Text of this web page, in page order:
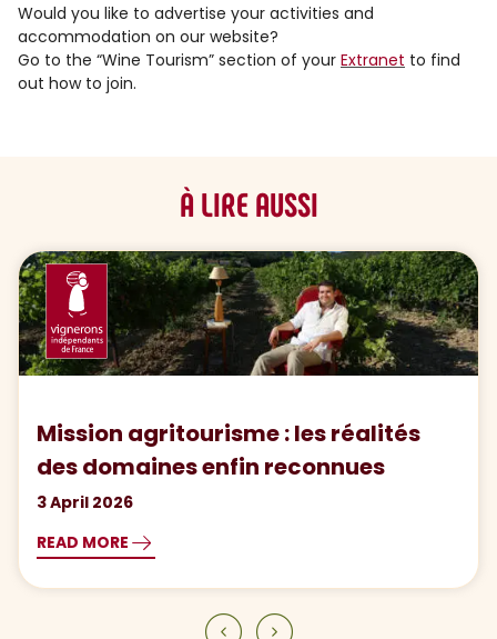
Would you like to advertise your activities and
accommodation on our website?
Go to the “Wine Tourism” section of your Extranet to find
out how to join.
À LIRE AUSSI
Mission agritourisme : les réalités
des domaines enfin reconnues
3 April 2026
READ MORE
Previous slide
Next slide